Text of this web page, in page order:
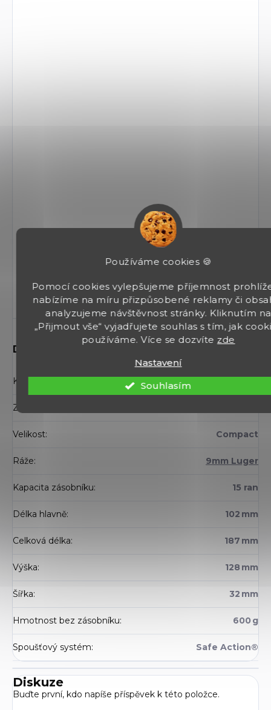
Používáme cookies 🍪
Pomocí cookies vylepšujeme příjemnost
nabízíme na míru přizpůsobené reklamy či
analyzujeme návštěvnost stránky. Kliknutím na
„Přijmout vše“ vyjadřujete souhlas s tím, jak
používáme. Více se dozvíte zde
Nastavení
Souhlasím
Doplňkové parametry
Kategorie
Záruka
Velikost: Compact
Ráže: 9mm Luger
Kapacita zásobníku: 15 ran
Délka hlavně: 102 mm
Celková délka: 187 mm
Výška: 128 mm
Šířka: 32 mm
Hmotnost bez zásobníku: 600 g
Spoušťový systém: Safe Action®
Diskuze
Buďte první, kdo napíše příspěvek k této položce.